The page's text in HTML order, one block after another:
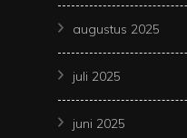
augustus 2025
juli 2025
juni 2025